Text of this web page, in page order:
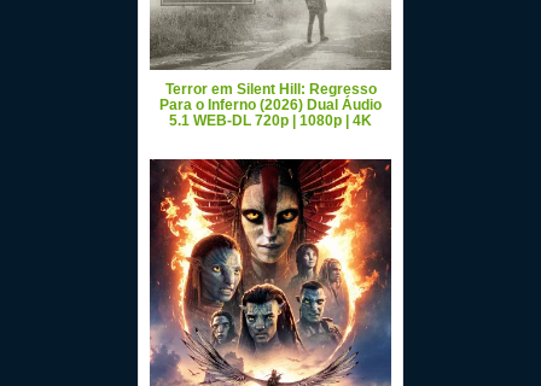
Terror em Silent Hill: Regresso
Para o Inferno (2026) Dual Áudio
5.1 WEB-DL 720p | 1080p | 4K